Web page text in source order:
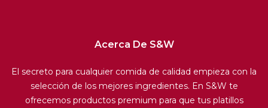
Acerca De S&W
El secreto para cualquier comida de calidad empieza con la
selección de los mejores ingredientes. En S&W te
ofrecemos productos premium para que tus platillos